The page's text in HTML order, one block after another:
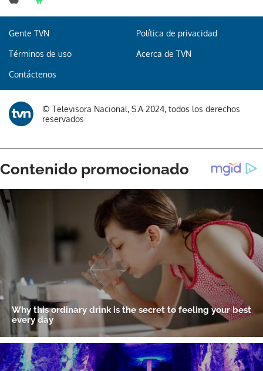
Gente TVN Política de privacidad
Términos de uso Acerca de TVN
Contáctenos
© Televisora Nacional, S.A 2024, todos los derechos
reservados